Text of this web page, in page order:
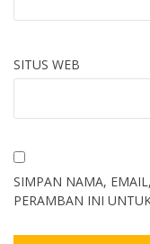
SITUS WEB
SIMPAN NAMA,
PERAMBAN INI